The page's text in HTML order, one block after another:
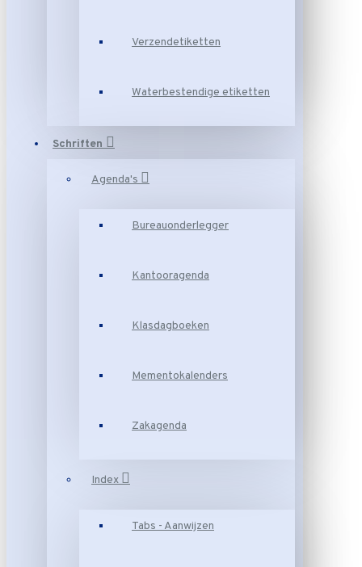
Verzendetiketten
Waterbestendige etiketten
Schriften
Agenda's
Bureauonderlegger
Kantooragenda
Klasdagboeken
Mementokalenders
Zakagenda
Index
Tabs - Aanwijzen